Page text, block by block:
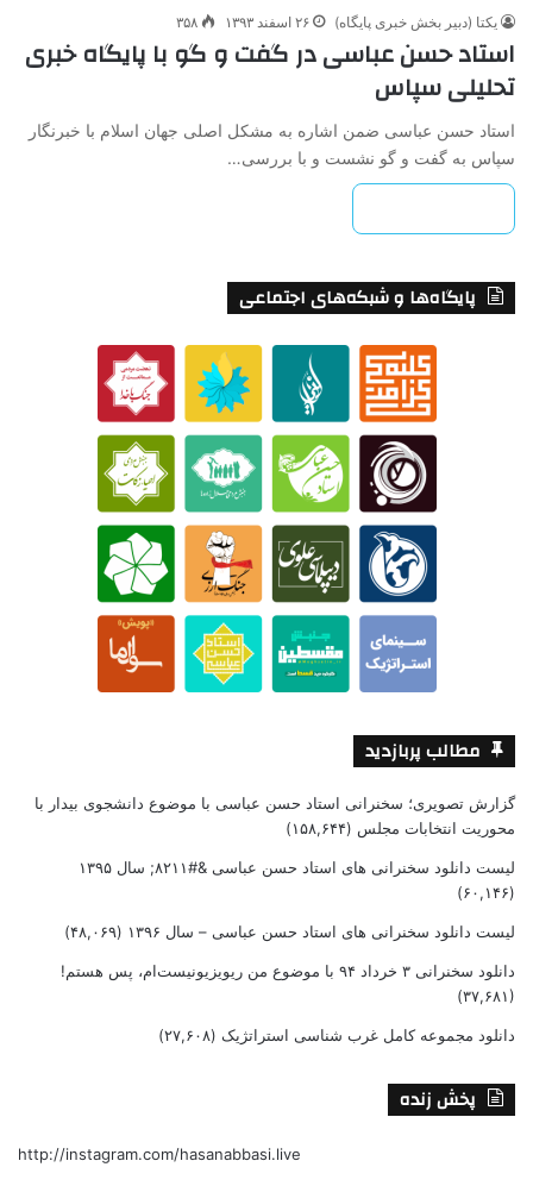
یکتا (دبیر بخش خبری پایگاه) ۲۶ اسفند ۱۳۹۳ ۳۵۸
استاد حسن عباسی در گفت و گو با پایگاه خبری
تحلیلی سپاس
استاد حسن عباسی ضمن اشاره به مشکل اصلی جهان اسلام با خبرنگار
سپاس به گفت و گو نشست و با بررسی…
پایگاه‌ها و شبکه‌های اجتماعی
مطالب پربازدید
گزارش تصویری؛ سخنرانی استاد حسن عباسی با موضوع دانشجوی بیدار با
محوریت انتخابات مجلس (۱۵۸,۶۴۴)
لیست دانلود سخنرانی های استاد حسن عباسی &#۸۲۱۱; سال ۱۳۹۵
(۶۰,۱۴۶)
لیست دانلود سخنرانی های استاد حسن عباسی – سال ۱۳۹۶ (۴۸,۰۶۹)
دانلود سخنرانی ۳ خرداد ۹۴ با موضوع من ریویزیونیست‌ام، پس هستم!
(۳۷,۶۸۱)
دانلود مجموعه کامل غرب شناسی استراتژیک (۲۷,۶۰۸)
پخش زنده
http://instagram.com/hasanabbasi.live